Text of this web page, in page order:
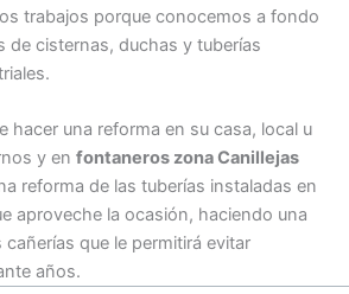
trabajos porque conocemos a fondo
de cisternas, duchas y tuberías
hacer una reforma en su casa, local u
y en fontaneros zona Canillejas
reforma de las tuberías instaladas en
aproveche la ocasión, haciendo una
que le permitirá evitar
años.